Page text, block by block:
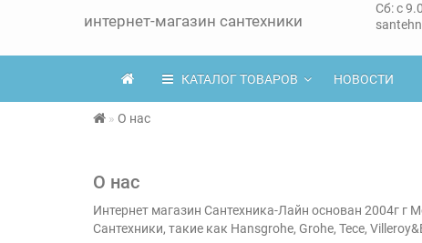
интернет-магазин сантехники
Сб: с
КАТАЛОГ ТОВАРОВ НОВОСТИ
О нас
О нас
Интернет магазин Сантехника-Лайн основан 2004г
Сантехники, такие как Hansgrohe, Grohe, Tece,